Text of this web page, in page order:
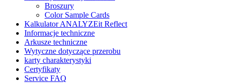
Broszury
Color Sample Cards
Kalkulator ANALYZEit Reflect
Informacje techniczne
Arkusze techniczne
Wytyczne dotyczące przerobu
karty charakterystyki
Certyfikaty
Service FAQ